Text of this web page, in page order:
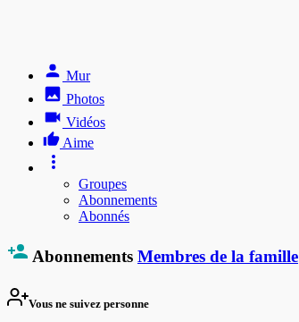
Mur
Photos
Vidéos
Aime
Groupes
Abonnements
Abonnés
Abonnements Membres de la famille
Vous ne suivez personne